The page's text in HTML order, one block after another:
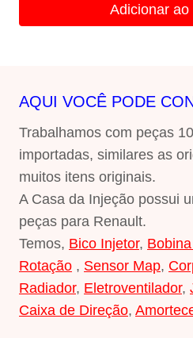
é:
Adicionar ao
AQUI VOCÊ PODE
Trabalhamos com peças
importadas, similares as
muitos itens originais.
A Casa da Injeção possui
peças para Renault.
Temos, Bico Injetor,
Rotação , Sensor Map,
Radiador, Eletroventilador,
Caixa de Direção,